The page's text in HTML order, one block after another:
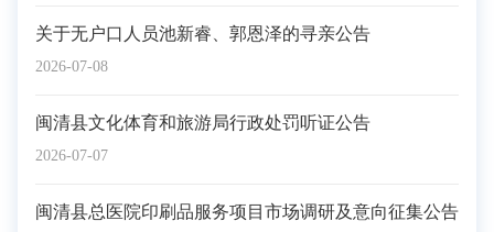
2026-07-08
关于无户口人员池新睿、郭恩泽的寻亲公告
2026-07-07
闽清县文化体育和旅游局行政处罚听证公告
闽清县总医院印刷品服务项目市场调研及意向征集公告